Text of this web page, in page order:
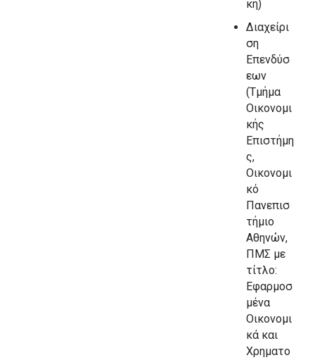
κή)
Διαχείρι
ση
Επενδύσ
εων
(Τμήμα
Οικονομι
κής
Επιστήμη
ς,
Οικονομι
κό
Πανεπισ
τήμιο
Αθηνών,
ΠΜΣ με
τίτλο:
Εφαρμοσ
μένα
Οικονομι
κά και
Χρηματο